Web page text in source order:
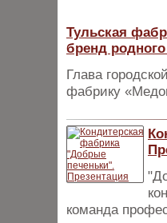
Тульская
бренд
Глава
фабрику
команда